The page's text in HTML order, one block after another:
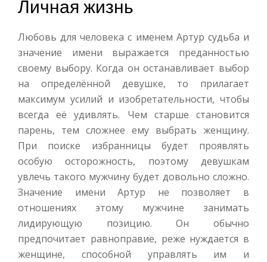
Личная жизнь
Любовь для человека с именем Артур судьба и
значение имени выражается преданностью
своему выбору. Когда он останавливает выбор
на определённой девушке, то прилагает
максимум усилий и изобретательности, чтобы
всегда её удивлять. Чем старше становится
парень, тем сложнее ему выбрать женщину.
При поиске избранницы будет проявлять
особую осторожность, поэтому девушкам
увлечь такого мужчину будет довольно сложно.
Значение имени Артур не позволяет в
отношениях этому мужчине занимать
лидирующую позицию. Он обычно
предпочитает равноправие, реже нуждается в
женщине, способной управлять им и